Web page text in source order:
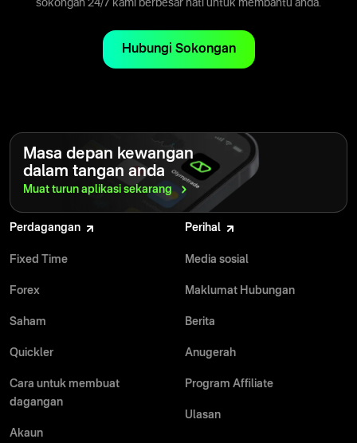
mengurus dagangan tanpa perlu memasang perisian tambahan.
anda menganalisis pasaran dan bertindak segera apabila peluang
sokongan 24/7 kami berbesar hati untuk membantu anda.
Hubungi Sokongan
Masa depan kewangan
dalam tangan anda
Muat turun aplikasi sekarang
Perdagangan
Fixed Time
Forex
Saham
Quickler
Cara untuk membuat
dagangan
Akaun
Perihal
Media sosial
Maklumat Hubungan
Berita
Anugerah
Program Affiliate
Ulasan